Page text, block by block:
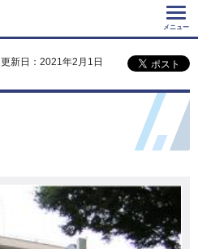
メニュー
更新日：2021年2月1日